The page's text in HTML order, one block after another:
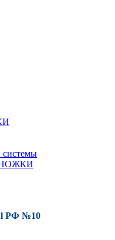
РФ №10